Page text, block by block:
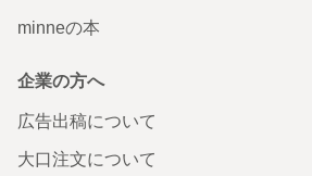
minneの本
企業の方へ
広告出稿について
大口注文について